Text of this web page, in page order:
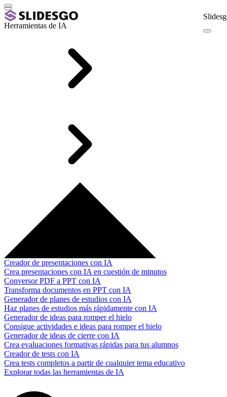
Herramientas de IA
Creador de presentaciones con IA
Crea presentaciones con IA en cuestión de minutos
Conversor PDF a PPT con IA
Transforma documentos en PPT con IA
Generador de planes de estudios con IA
Haz planes de estudios más rápidamente con IA
Generador de ideas para romper el hielo
Consigue actividades e ideas para romper el hielo
Generador de ideas de cierre con IA
Crea evaluaciones formativas rápidas para tus alumnos
Creador de tests con IA
Crea tests completos a partir de cualquier tema educativo
Explorar todas las herramientas de IA